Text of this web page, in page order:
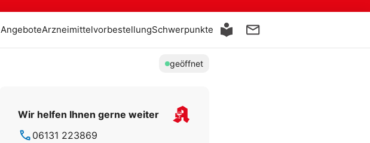
AngeboteArzneimittelvorbestellungSchwerpunkte
geöffnet
Wir helfen Ihnen gerne weiter
06131 223869